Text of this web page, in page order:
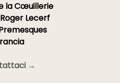
la Cœuillerie
Roger Lecerf
→